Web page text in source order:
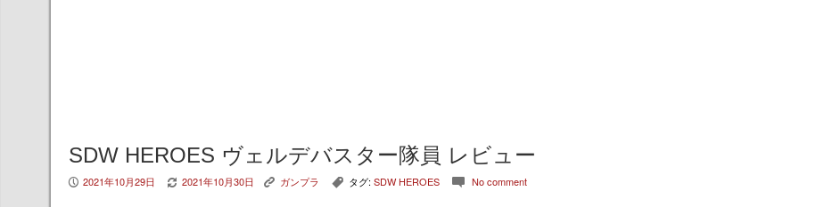
SDW HEROES ヴェルデバスター隊員 レビュー
P 2021年10月29日 V 2021年10月30日 K ガンプラ , タグ: SDW HEROES c No comment